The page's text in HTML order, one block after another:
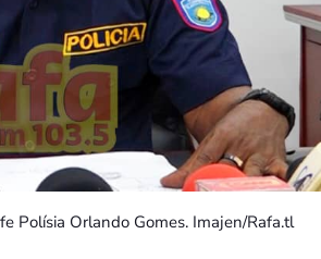
Polísia Orlando Gomes. Imajen/Rafa.tl